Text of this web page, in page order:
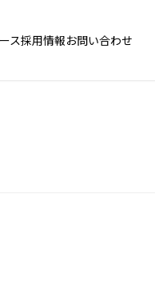
ス採用情報お問い合わせ